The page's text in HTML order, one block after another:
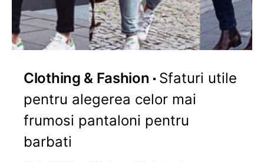
Clothing & Fashion
Sfaturi utile
pentru alegerea celor mai
frumosi pantaloni pentru
barbati